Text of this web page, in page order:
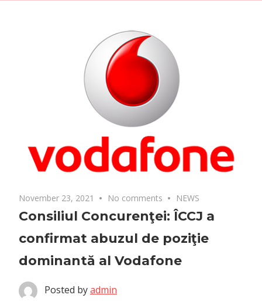
November 23, 2021 No comments NEWS
Consiliul Concurenţei: ÎCCJ a
confirmat abuzul de poziţie
dominantă al Vodafone
Posted byadmin